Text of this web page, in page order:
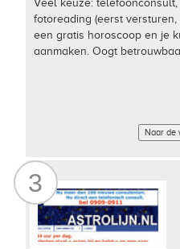
Veel keuze:
fotoreading (eerst
een gratis horoscoop en je
aanmaken. Oogt
Naar de
3